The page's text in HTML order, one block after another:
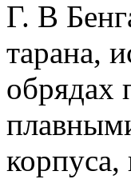
Г. В
тарана,
обрядах